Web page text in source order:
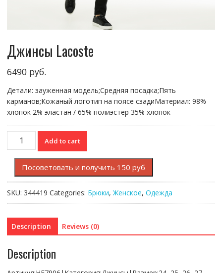
Джинсы Lacoste
6490руб.
Детали: зауженная модель;Средняя посадка;Пять
карманов;Кожаный логотип на поясе сзадиМатериал: 98%
хлопок 2% эластан / 65% полиэстер 35% хлопок
Джинсы
Lacoste
quantity
Add to cart
Посоветовать и получить 150 руб
SKU: 344419 Categories: Брюки,Женское, Одежда
Description Reviews (0)
Description